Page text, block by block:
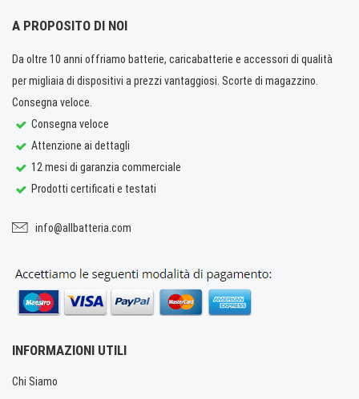
A PROPOSITO DI NOI
Da oltre 10 anni offriamo batterie, caricabatterie e accessori di qualità
per migliaia di dispositivi a prezzi vantaggiosi. Scorte di magazzino.
Consegna veloce.
Consegna veloce
Attenzione ai dettagli
12 mesi di garanzia commerciale
Prodotti certificati e testati
info@allbatteria.com
INFORMAZIONI UTILI
Chi Siamo